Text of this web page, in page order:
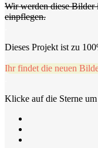
Wir werden diese Bilder
einpflegen.
Dieses Projekt ist zu
Ihr findet die neuen
Klicke auf die Sterne